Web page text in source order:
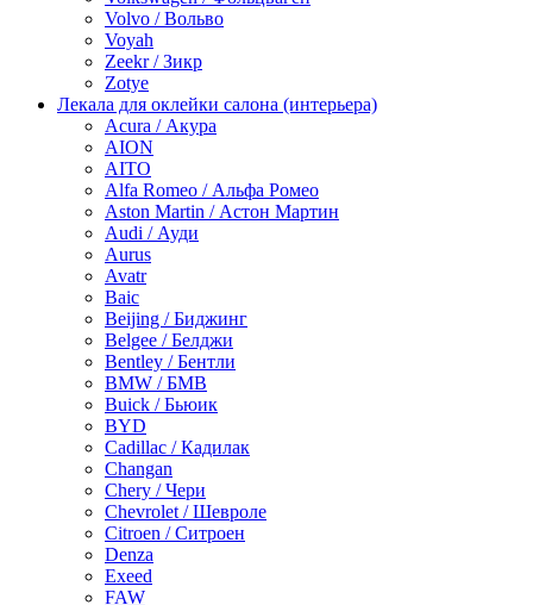
Volvo / Вольво
Voyah
Zeekr / Зикр
Zotye
Лекала для оклейки салона (интерьера)
Acura / Акура
AION
AITO
Alfa Romeo / Альфа Ромео
Aston Martin / Астон Мартин
Audi / Ауди
Aurus
Avatr
Baic
Beijing / Биджинг
Belgee / Белджи
Bentley / Бентли
BMW / БМВ
Buick / Бьюик
BYD
Cadillac / Кадилак
Changan
Chery / Чери
Chevrolet / Шевроле
Citroen / Ситроен
Denza
Exeed
FAW